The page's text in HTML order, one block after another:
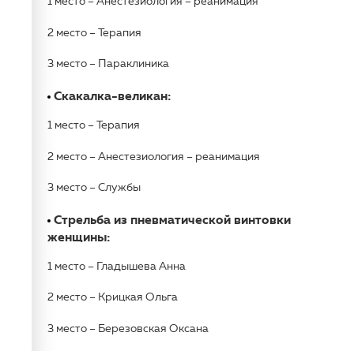
2 место – Терапия
3 место – Параклиника
Скакалка-великан:
1 место – Терапия
2 место – Анестезиология – реанимация
3 место – Службы
Стрельба из пневматической винтовки
женщины:
1 место – Гладышева Анна
2 место – Крицкая Ольга
3 место – Березовская Оксана